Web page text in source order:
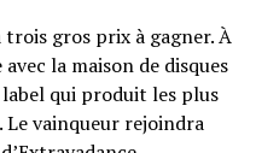
trois gros prix à gagner. À
la maison de disques
qui produit les plus
Le vainqueur rejoindra